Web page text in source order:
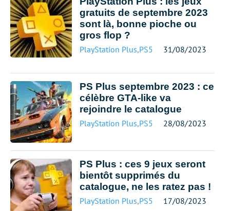
gratuits de septembre 2023
sont là, bonne pioche ou
gros flop ?
PlayStation Plus,PS5 31/08/2023
PS Plus septembre 2023 : ce
célèbre GTA-like va
rejoindre le catalogue
PlayStation Plus,PS5 28/08/2023
PS Plus : ces 9 jeux seront
bientôt supprimés du
catalogue, ne les ratez pas !
PlayStation Plus,PS5 17/08/2023